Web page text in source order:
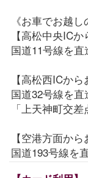
《お車でお越し
【高松中央ICか
国道11号線を直
【高松西ICから
国道32号線を直
「上天神町交差
【空港方面から
国道193号線を